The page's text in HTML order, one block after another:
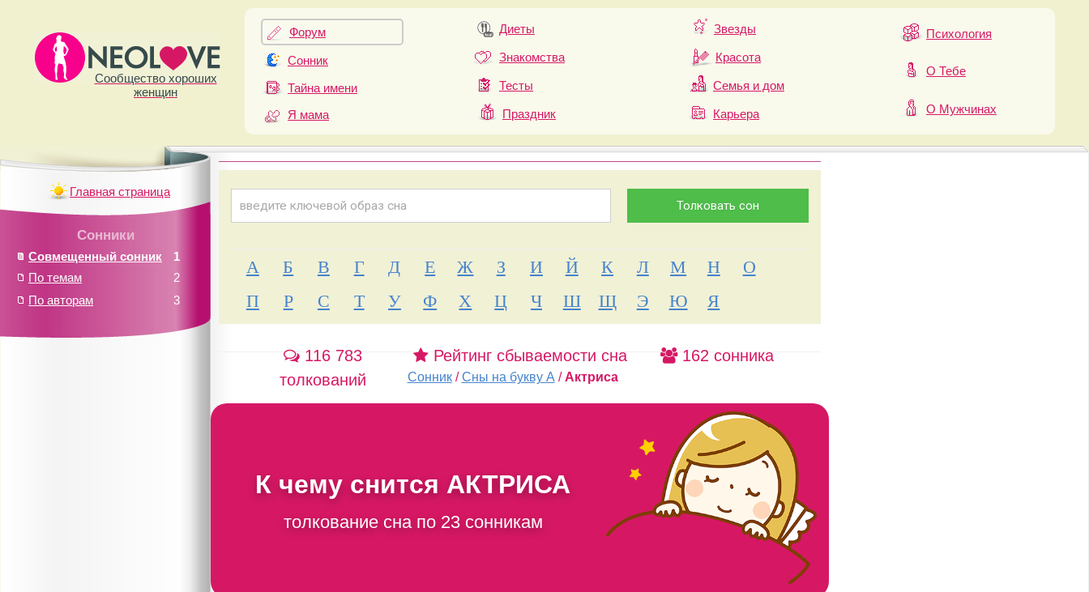
Сообщество хороших
женщин
Форум
Сонник
Тайна имени
Я мама
Диеты
Знакомства
Тесты
Праздник
Звезды
Красота
Семья и дом
Карьера
Психология
О Тебе
О Мужчинах
А Б В Г Д Е Ж З И Й К Л М Н
О
П
Р С Т У Ф Х Ц Ч Ш Щ Э Ю Я
116 783
толкований
Рейтинг сбываемости сна 162 сонника
Сонник /Сны на букву А / Актриса
К чему снится АКТРИСА
толкование сна по 23 сонникам
Главная страница
Сонники
1
Совмещенный сонник
2
По темам
3
По авторам